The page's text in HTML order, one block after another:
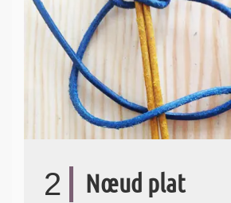
2 Nœud plat